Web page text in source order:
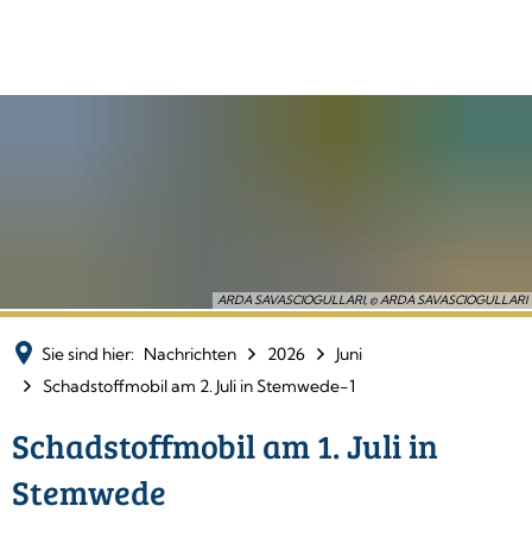
ARDA SAVASCIOGULLARI, © ARDA SAVASCIOGULLARI
Sie sind hier: Nachrichten 2026
Juni
Schadstoffmobil am 2. Juli in Stemwede-1
Schadstoffmobil am 1. Juli in
Stemwede